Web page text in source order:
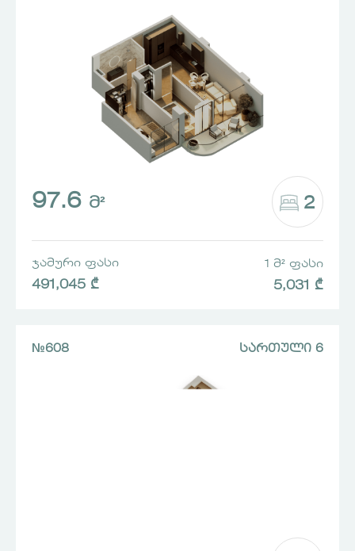
97.6 Მ² 2
ᲯᲐᲛᲣᲠᲘ ᲤᲐᲡᲘ
491,045 ₾
1 Მ² ᲤᲐᲡᲘ
5,031 ₾
№608 ᲡᲐᲠᲗᲣᲚᲘ 6